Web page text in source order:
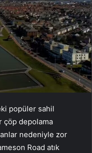
popüler sahil
çöp depolama
nedeniyle zor
Road atık